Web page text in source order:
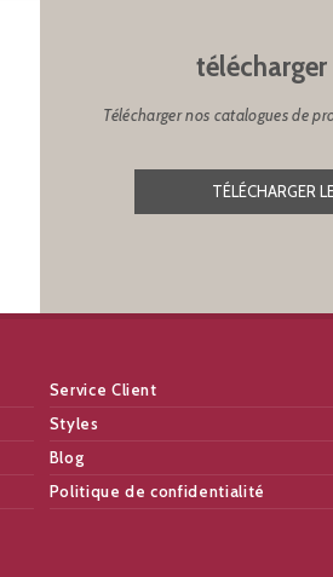
Télécharger nos catalogues de
TÉLÉCHARGER
Service Client
Styles
Blog
Politique de confidentialité